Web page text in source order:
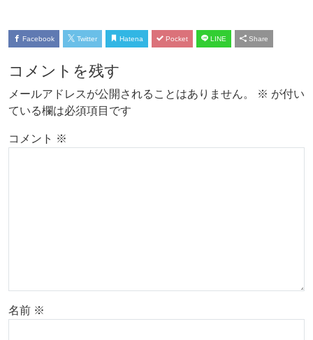
Facebook Twitter Hatena Pocket LINE Share
コメントを残す
メールアドレスが公開されることはありません。 ※ が付い
ている欄は必須項目です
コメント ※
名前 ※